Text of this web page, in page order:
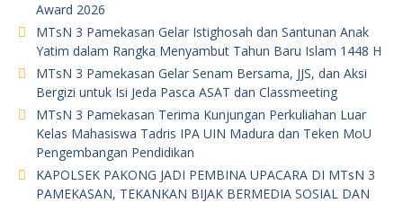
Award 2026
MTsN 3 Pamekasan Gelar Istighosah dan Santunan Anak
Yatim dalam Rangka Menyambut Tahun Baru Islam 1448 H
MTsN 3 Pamekasan Gelar Senam Bersama, JJS, dan Aksi
Bergizi untuk Isi Jeda Pasca ASAT dan Classmeeting
MTsN 3 Pamekasan Terima Kunjungan Perkuliahan Luar
Kelas Mahasiswa Tadris IPA UIN Madura dan Teken MoU
Pengembangan Pendidikan
KAPOLSEK PAKONG JADI PEMBINA UPACARA DI MTsN 3
PAMEKASAN, TEKANKAN BIJAK BERMEDIA SOSIAL DAN